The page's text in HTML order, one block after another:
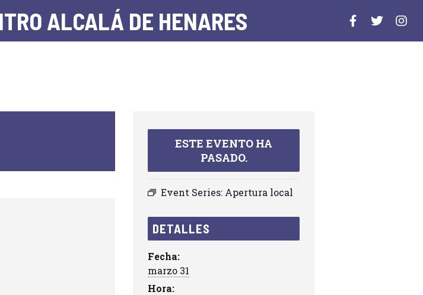
ALCALÁ DE HENARES
ESTE EVENTO HA
PASADO.
Event Series: Apertura local
DETALLES
Fecha:
marzo 31
Hora: